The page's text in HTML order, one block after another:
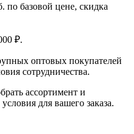
по базовой цене, скидка
₽.
оптовых покупателей
сотрудничества.
ассортимент и
для вашего заказа.